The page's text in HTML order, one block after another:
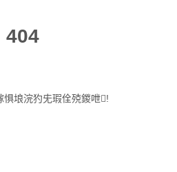
404
惧埌浣犳兂瑕佺殑鍐呭!